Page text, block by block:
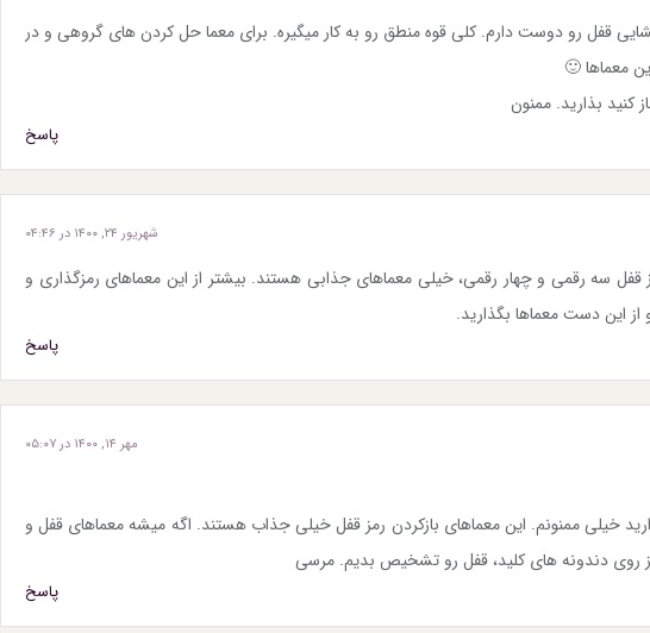
قفل رو دوست دارم. کلی قوه منطق رو به کار میگیره. برای معما حل کردن های گروهی و در
معماها 🙂
کنید بذارید. ممنون
پاسخ
شهریور ۲۴, ۱۴۰۰ در ۰۴:۴۶
قفل سه رقمی و چهار رقمی، خیلی معماهای جذابی هستند. بیشتر از این معماهای رمزگذاری و
این دست معماها بگذارید.
پاسخ
مهر ۱۴, ۱۴۰۰ در ۰۵:۰۷
خیلی ممنونم. این معماهای بازکردن رمز قفل خیلی جذاب هستند. اگه میشه معماهای قفل و
از روی دندونه های کلید، قفل رو تشخیص بدیم. مرسی
پاسخ